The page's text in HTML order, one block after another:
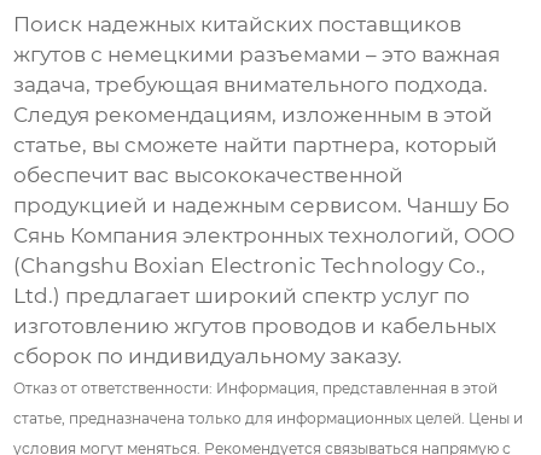
Поиск надежных китайских поставщиков
жгутов с немецкими разъемами – это важная
задача, требующая внимательного подхода.
Следуя рекомендациям, изложенным в этой
статье, вы сможете найти партнера, который
обеспечит вас высококачественной
продукцией и надежным сервисом. Чаншу Бо
Сянь Компания электронных технологий, ООО
(Changshu Boxian Electronic Technology Co.,
Ltd.) предлагает широкий спектр услуг по
изготовлению жгутов проводов и кабельных
сборок по индивидуальному заказу.
Отказ от ответственности: Информация, представленная в этой
статье, предназначена только для информационных целей. Цены и
условия могут меняться. Рекомендуется связываться напрямую с